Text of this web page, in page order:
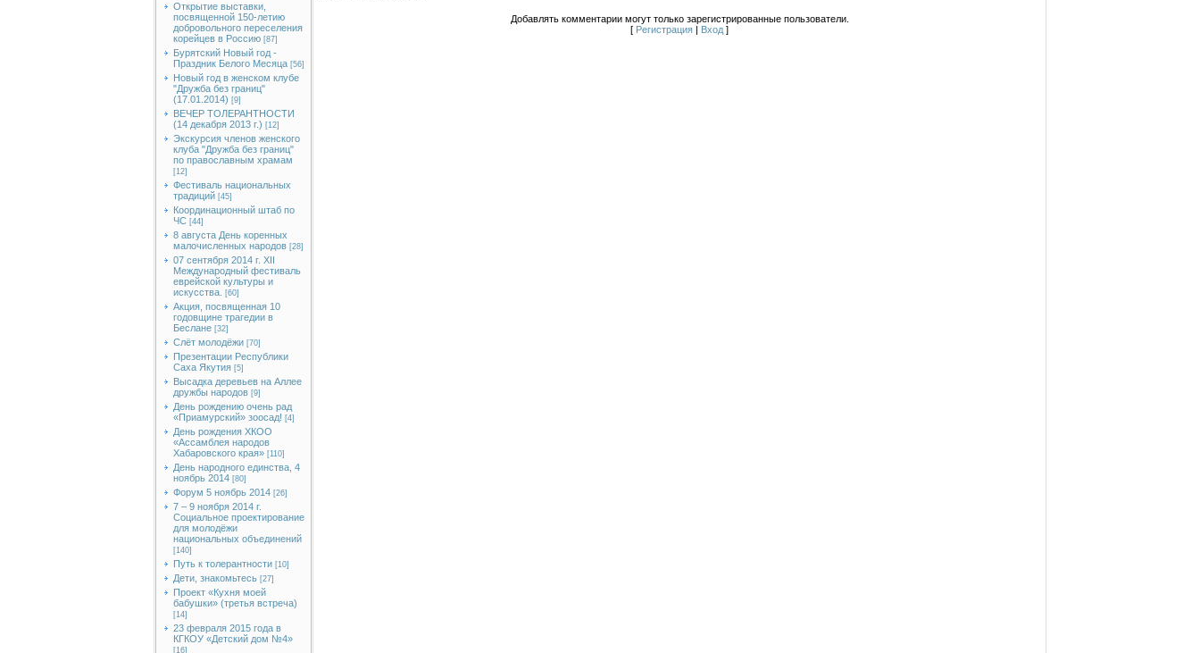
Открытие выставки,
посвященной 150-летию
добровольного переселения
корейцев в Россию [87]
Бурятский Новый год -
Праздник Белого Месяца [56]
Новый год в женском клубе
"Дружба без границ"
(17.01.2014) [9]
ВЕЧЕР ТОЛЕРАНТНОСТИ
(14 декабря 2013 г.) [12]
Экскурсия членов женского
клуба "Дружба без границ"
по православным храмам
[12]
Фестиваль национальных
традиций [45]
Координационный штаб по
ЧС [44]
8 августа День коренных
малочисленных народов [28]
07 сентября 2014 г. XII
Международный фестиваль
еврейской культуры и
искусства.
[60]
Акция, посвященная 10
годовщине трагедии в
Беслане [32]
Слёт молодёжи [70]
Презентации Республики
Саха Якутия [5]
Высадка деревьев на Аллее
дружбы народов [9]
День рождению очень рад
«Приамурский» зоосад! [4]
День рождения ХКОО
«Ассамблея народов
Хабаровского края» [110]
День народного единства, 4
ноябрь 2014 [80]
Форум 5 ноябрь 2014 [26]
7 – 9 ноября 2014 г.
Социальное проектирование
для молодёжи
национальных объединений
[140]
Путь к толерантности [10]
Дети, знакомьтесь [27]
Проект «Кухня моей
бабушки» (третья встреча)
[14]
23 февраля 2015 года в
КГКОУ «Детский дом №4»
[16]
Добавлять комментарии могут только зарегистрированные пользователи.
[ Регистрация Вход ]